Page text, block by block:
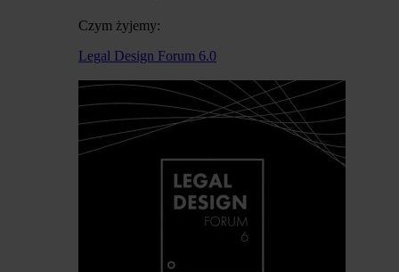
Czym żyjemy:
Legal Design Forum 6.0